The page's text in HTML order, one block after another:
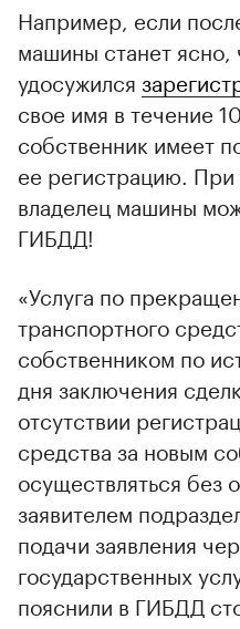
Например, если
машины станет ясно,
удосужился
свое имя в течение
собственник имеет
ее регистрацию.
владелец машины
ГИБДД!
«Услуга по
транспортного
собственником по
дня заключения
отсутствии
средства за новым
осуществляться без
заявителем
подачи заявления
государственных
пояснили в ГИБДД